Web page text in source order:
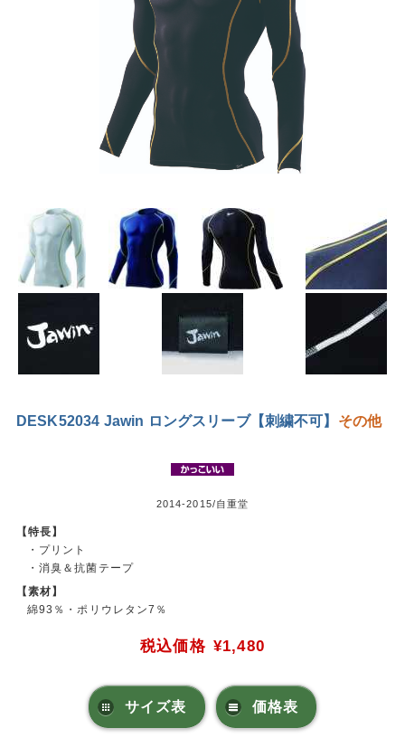
DESK52034 Jawin ロングスリーブ【刺繍不可】 その他
2014-2015/自重堂
【特長】
・プリント
・消臭＆抗菌テープ
【素材】
綿93％・ポリウレタン7％
税込価格 ¥1,480
サイズ表 価格表